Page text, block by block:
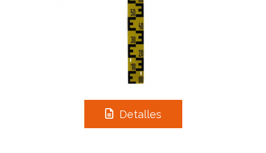
Detalles